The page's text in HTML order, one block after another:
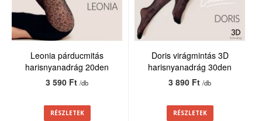
Leonia párducmitás
harisnyanadrág 20den
3 590 Ft/db
RÉSZLETEK
Doris virágmintás 3D
harisnyanadrág 30den
3 890 Ft/db
RÉSZLETEK